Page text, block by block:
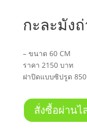
กะละมัง
– ขนาด 60 CM
ราคา 2150 บาท
ฝาปิดแบบซิปรูด
สั่งซื้อผ่านไ